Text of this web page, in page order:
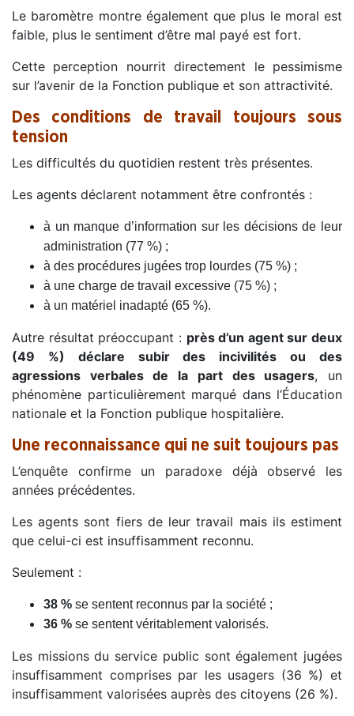
Le baromètre montre également que plus le moral est
faible, plus le sentiment d’être mal payé est fort.
Cette perception nourrit directement le pessimisme
sur l’avenir de la Fonction publique et son attractivité.
Des conditions de travail toujours sous
tension
Les difficultés du quotidien restent très présentes.
Les agents déclarent notamment être confrontés :
à un manque d’information sur les décisions de leur
administration (77 %) ;
à des procédures jugées trop lourdes (75 %) ;
à une charge de travail excessive (75 %) ;
à un matériel inadapté (65 %).
Autre résultat préoccupant : près d’un agent sur deux
(49 %) déclare subir des incivilités ou des
agressions verbales de la part des usagers, un
phénomène particulièrement marqué dans l’Éducation
nationale et la Fonction publique hospitalière.
Une reconnaissance qui ne suit toujours pas
L’enquête confirme un paradoxe déjà observé les
années précédentes.
Les agents sont fiers de leur travail mais ils estiment
que celui-ci est insuffisamment reconnu.
Seulement :
38 % se sentent reconnus par la société ;
36 % se sentent véritablement valorisés.
Les missions du service public sont également jugées
insuffisamment comprises par les usagers (36 %) et
insuffisamment valorisées auprès des citoyens (26 %).